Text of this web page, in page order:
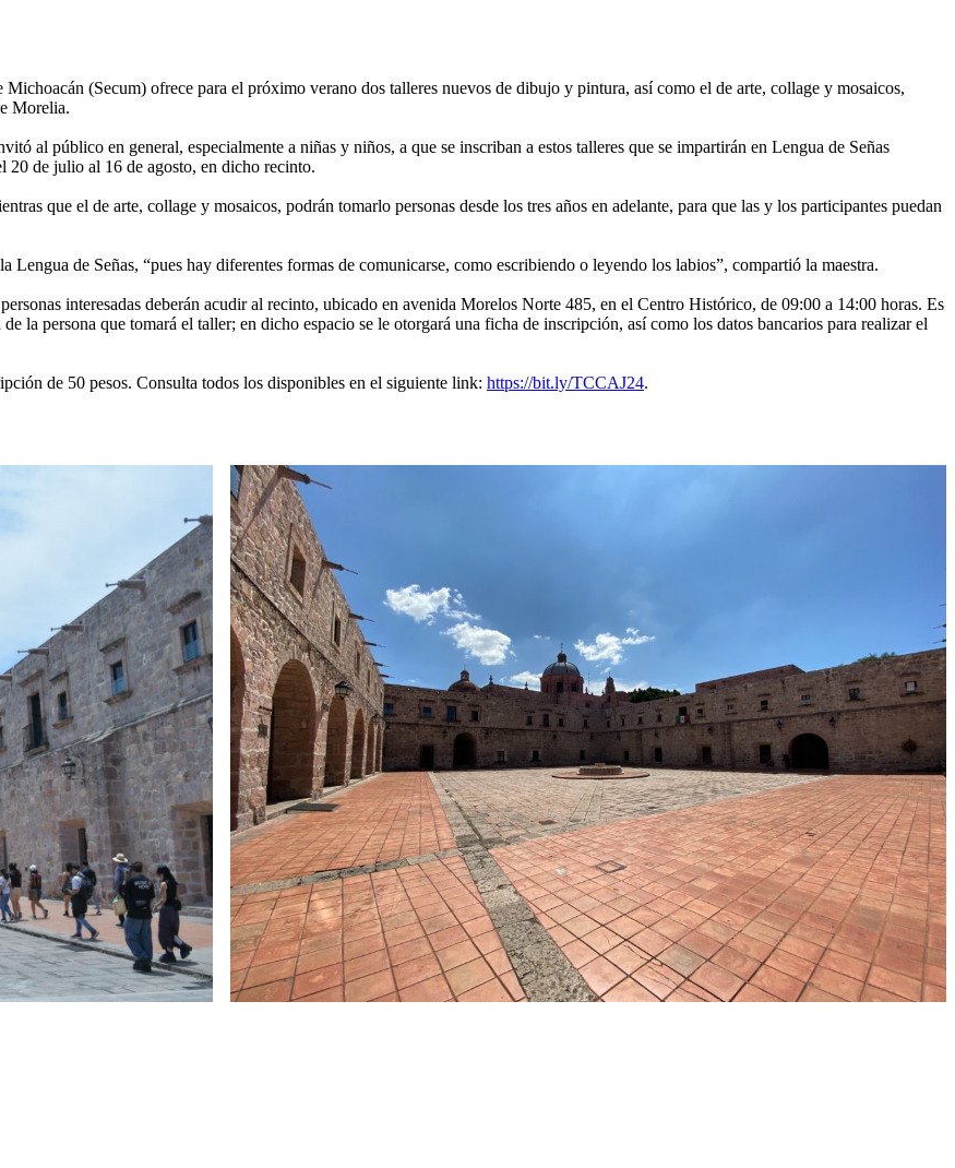
Michoacán (Secum) ofrece para el próximo verano dos talleres nuevos de dibujo y pintura, así como el de arte, collage y mosaicos,
Morelia.
al público en general, especialmente a niñas y niños, a que se inscriban a estos talleres que se impartirán en Lengua de Señas
20 de julio al 16 de agosto, en dicho recinto.
que el de arte, collage y mosaicos, podrán tomarlo personas desde los tres años en adelante, para que las y los participantes puedan
Lengua de Señas, “pues hay diferentes formas de comunicarse, como escribiendo o leyendo los labios”, compartió la maestra.
interesadas deberán acudir al recinto, ubicado en avenida Morelos Norte 485, en el Centro Histórico, de 09:00 a 14:00 horas. Es
la persona que tomará el taller; en dicho espacio se le otorgará una ficha de inscripción, así como los datos bancarios para realizar el
de 50 pesos. Consulta todos los disponibles en el siguiente link: https://bit.ly/TCCAJ24.